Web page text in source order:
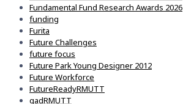
Fundamental Fund Research Awards 2026
funding
Furita
Future Challenges
future focus
Future Park Young Designer 2012
Future Workforce
FutureReadyRMUTT
gadRMUTT